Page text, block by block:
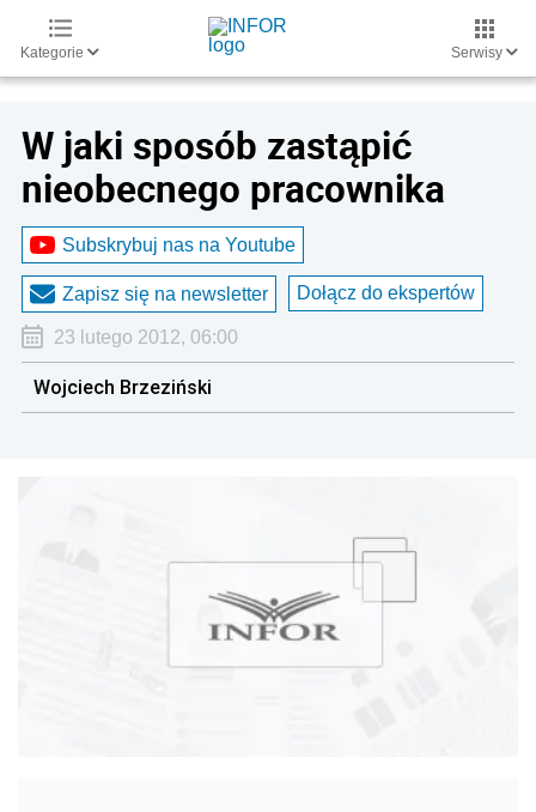
Kategorie Serwisy
W jaki sposób zastąpić
nieobecnego pracownika
Subskrybuj nas na Youtube
Zapisz się na newsletter Dołącz do ekspertów
23 lutego 2012, 06:00
Wojciech Brzeziński